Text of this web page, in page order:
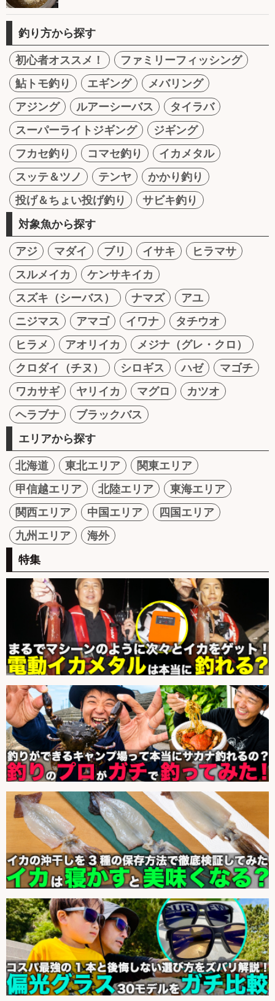
釣り方から探す
初心者オススメ！
ファミリーフィッシング
鮎トモ釣り
エギング
メバリング
アジング
ルアーシーバス
タイラバ
スーパーライトジギング
ジギング
フカセ釣り
コマセ釣り
イカメタル
スッテ＆ツノ
テンヤ
かかり釣り
投げ＆ちょい投げ釣り
サビキ釣り
対象魚から探す
アジ マダイ ブリ イサキ
ヒラマサ
スルメイカ
ケンサキイカ
スズキ（シーバス）
ナマズ
アユ
ニジマス
アマゴ イワナ
タチウオ
ヒラメ
アオリイカ
メジナ（グレ・クロ）
クロダイ（チヌ）
シロギス ハゼ
マゴチ
ワカサギ
ヤリイカ マグロ
カツオ
ヘラブナ
ブラックバス
エリアから探す
北海道 東北エリア
関東エリア
甲信越エリア
北陸エリア
東海エリア
関西エリア
中国エリア
四国エリア
九州エリア
海外
特集